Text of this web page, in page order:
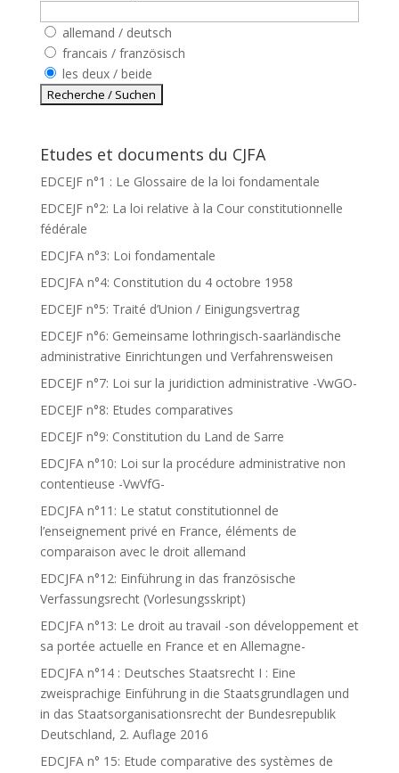
allemand / deutsch
francais / französisch
les deux / beide
Etudes et documents du CJFA
EDCEJF n°1 : Le Glossaire de la loi fondamentale
EDCEJF n°2: La loi relative à la Cour constitutionnelle
fédérale
EDCJFA n°3: Loi fondamentale
EDCJFA n°4: Constitution du 4 octobre 1958
EDCEJF n°5: Traité d’Union / Einigungsvertrag
EDCEJF n°6: Gemeinsame lothringisch-saarländische
administrative Einrichtungen und Verfahrensweisen
EDCEJF n°7: Loi sur la juridiction administrative -VwGO-
EDCEJF n°8: Etudes comparatives
EDCEJF n°9: Constitution du Land de Sarre
EDCJFA n°10: Loi sur la procédure administrative non
contentieuse -VwVfG-
EDCJFA n°11: Le statut constitutionnel de
l’enseignement privé en France, éléments de
comparaison avec le droit allemand
EDCJFA n°12: Einführung in das französische
Verfassungsrecht (Vorlesungsskript)
EDCJFA n°13: Le droit au travail -son développement et
sa portée actuelle en France et en Allemagne-
EDCJFA n°14 : Deutsches Staatsrecht I : Eine
zweisprachige Einführung in die Staatsgrundlagen und
in das Staatsorganisationsrecht der Bundesrepublik
Deutschland, 2. Auflage 2016
EDCJFA n° 15: Etude comparative des systèmes de